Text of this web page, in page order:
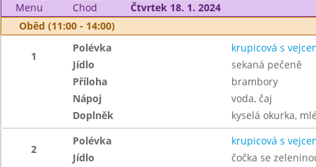
Menu
Chod
Čtvrtek 18. 1. 2024
Oběd (11:00 - 14:00)
1
Polévka
krupicová s
Jídlo
sekaná pečeně
Příloha
brambory
Nápoj
voda, čaj
Doplněk
kyselá okurka,
2
Polévka
krupicová s
Jídlo
čočka se